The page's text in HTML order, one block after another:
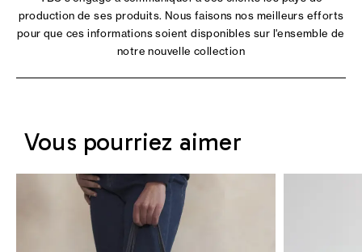
production de ses produits. Nous faisons nos meilleurs efforts
pour que ces informations soient disponibles sur l'ensemble de
notre nouvelle collection
Vous pourriez aimer